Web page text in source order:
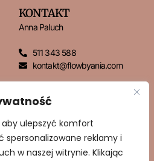
aby ulepszyć komfort
spersonalizowane reklamy i
w naszej witrynie. Klikając
KONTAKT
Anna Paluch
511 343 588
kontakt@flowbyania.com